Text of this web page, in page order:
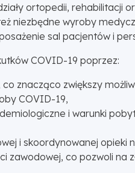
ortopedii, rehabilitacji
niezbędne wyroby
sal pacjentów i
COVID-19 poprzez:
znacząco zwiększy
COVID-19,
i warunki
i skoordynowanej
co pozwoli na